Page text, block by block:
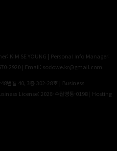
KIM SE YOUNG | Personal Info Manager:
2920 | Email: sodowe.kr@gmail.com
번길 40, 3층 302-28호 | Business
License: 2026-수원영통-0198 | Hosting